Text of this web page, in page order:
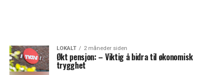
LOKALT 2 måneder siden
Økt pensjon: – Viktig å bidra til økonomisk
trygghet